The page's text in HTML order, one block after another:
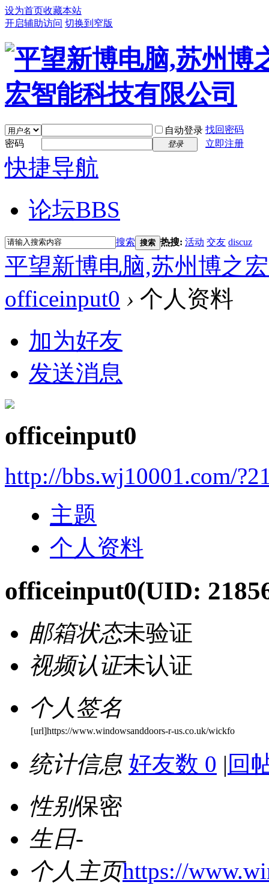
设为首页收藏本站
开启辅助访问 切换到窄版
自动登录 找回密码
密码
登录 立即注册
快捷导航
论坛BBS
搜索 搜索 热搜: 活动 交友 discuz
平望新博电脑,苏州博之
officeinput0 › 个人资料
加为好友
发送消息
officeinput0
http://bbs.wj10001.com/
主题
个人资料
officeinput0(UID:
邮箱状态未验证
视频认证未认证
个人签名
[url]https://www.windowsanddoors-r-us.co.uk/wickfo
统计信息 好友数 0 | 回
性别保密
生日-
个人主页https://